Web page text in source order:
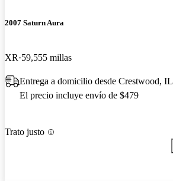
2007 Saturn Aura
XR 59,555 millas
Entrega a domicilio desde Crestwood, IL
El precio incluye envío de $479
Trato justo